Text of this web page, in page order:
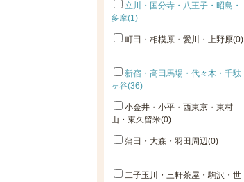
立川・国分寺・八王子・昭島・
多摩(1)
町田・相模原・愛川・上野原(0)
新宿・高田馬場・代々木・千駄
ヶ谷(36)
小金井・小平・西東京・東村
山・東久留米(0)
蒲田・大森・羽田周辺(0)
二子玉川・三軒茶屋・駒沢・世